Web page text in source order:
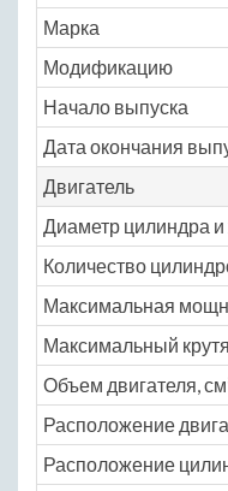
Марка
Модификацию
Начало выпуска
Дата окончания
Двигатель
Диаметр цилиндра
Количество
Максимальная
Максимальный
Объем двигателя,
Расположение
Расположение